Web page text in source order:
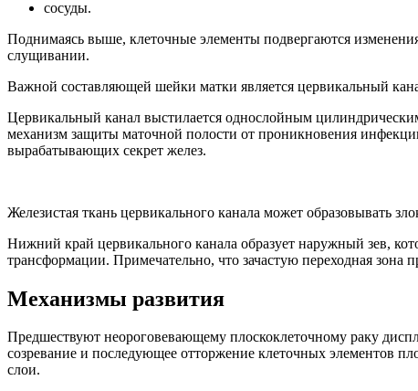
сосуды.
Поднимаясь выше, клеточные элементы подвергаются
слущивании.
Важной составляющей шейки матки является цервикальный
Цервикальный канал выстилается однослойным
механизм защиты маточной полости от проникновения
вырабатывающих секрет желез.
Железистая ткань цервикального канала может образовывать
Нижний край цервикального канала образует наружный зев,
трансформации. Примечательно, что зачастую переходная зона
Механизмы развития
Предшествуют неороговевающему плоскоклеточному раку
созревание и последующее отторжение клеточных элементов
слои.